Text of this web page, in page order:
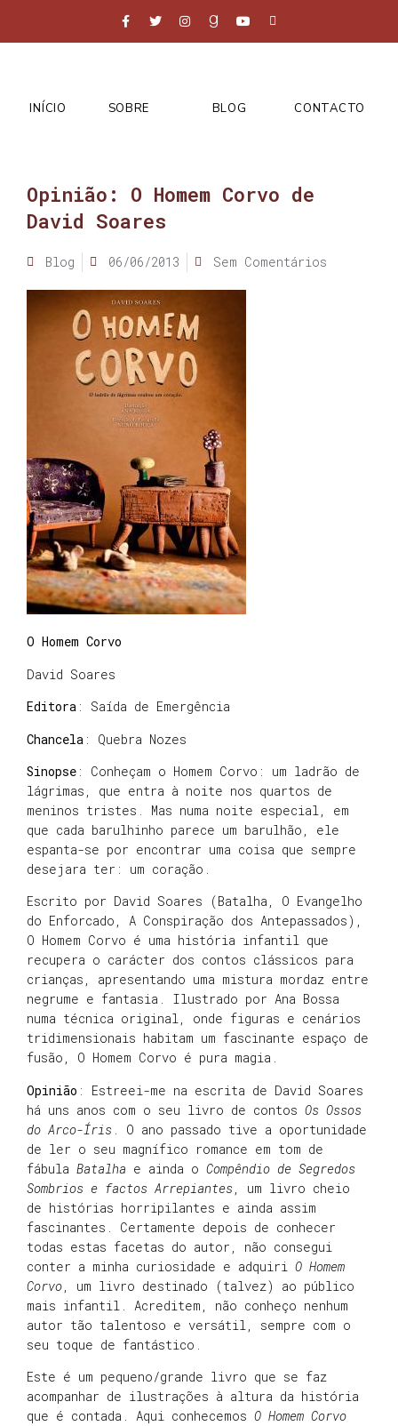
INÍCIO SOBRE BLOG CONTACTO
Opinião: O Homem Corvo de
David Soares
Blog 06/06/2013 Sem Comentários
O Homem Corvo
David Soares
Editora : Saída de Emergência
Chancela : Quebra Nozes
Sinopse : Conheçam o Homem Corvo: um ladrão de
lágrimas, que entra à noite nos quartos de
meninos tristes. Mas numa noite especial, em
que cada barulhinho parece um barulhão, ele
espanta-se por encontrar uma coisa que sempre
desejara ter: um coração.
Escrito por David Soares (Batalha, O Evangelho
do Enforcado, A Conspiração dos Antepassados),
O Homem Corvo é uma história infantil que
recupera o carácter dos contos clássicos para
crianças, apresentando uma mistura mordaz entre
negrume e fantasia. Ilustrado por Ana Bossa
numa técnica original, onde figuras e cenários
tridimensionais habitam um fascinante espaço de
fusão, O Homem Corvo é pura magia.
Opinião : Estreei-me na escrita de David Soares
há uns anos com o seu livro de contos Os Ossos
do Arco-Íris . O ano passado tive a oportunidade
de ler o seu magnífico romance em tom de
fábula Batalha e ainda o Compêndio de Segredos
Sombrios e factos Arrepiantes , um livro cheio
de histórias horripilantes e ainda assim
fascinantes. Certamente depois de conhecer
todas estas facetas do autor, não consegui
conter a minha curiosidade e adquiri O Homem
Corvo , um livro destinado (talvez) ao público
mais infantil. Acreditem, não conheço nenhum
autor tão talentoso e versátil, sempre com o
seu toque de fantástico.
Este é um pequeno/grande livro que se faz
acompanhar de ilustrações à altura da história
que é contada. Aqui conhecemos O Homem Corvo